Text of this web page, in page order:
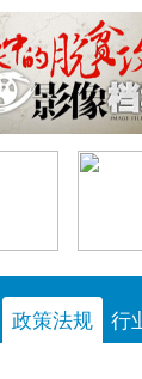
政策法规 行